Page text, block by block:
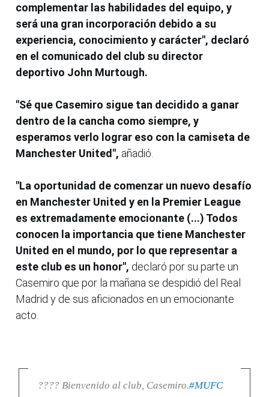
complementar las habilidades del equipo, y
será una gran incorporación debido a su
experiencia, conocimiento y carácter", declaró
en el comunicado del club su director
deportivo John Murtough.
"Sé que Casemiro sigue tan decidido a ganar
dentro de la cancha como siempre, y
esperamos verlo lograr eso con la camiseta de
Manchester United", añadió.
"La oportunidad de comenzar un nuevo desafío
en Manchester United y en la Premier League
es extremadamente emocionante (...) Todos
conocen la importancia que tiene Manchester
United en el mundo, por lo que representar a
este club es un honor", declaró por su parte un
Casemiro que por la mañana se despidió del Real
Madrid y de sus aficionados en un emocionante
acto.
???? Bienvenido al club, Casemiro.#MUFC